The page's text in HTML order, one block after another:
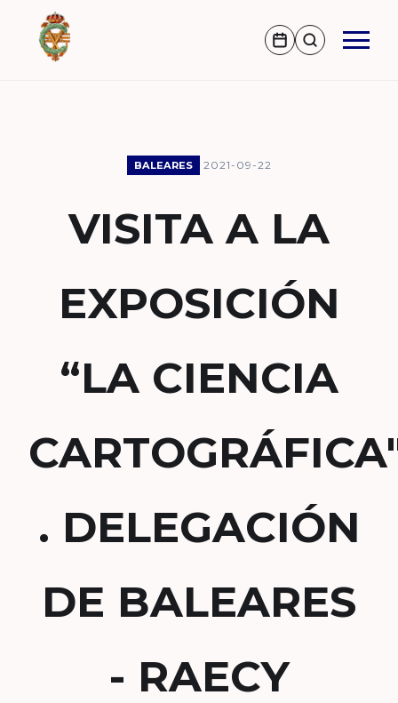
BALEARES 2021-09-22
VISITA A LA
EXPOSICIÓN
“LA CIENCIA
. DELEGACIÓN
DE BALEARES
- RAECY